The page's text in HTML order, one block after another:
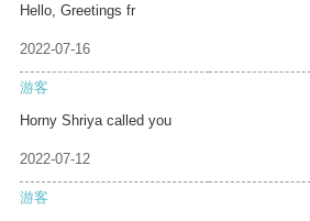
Hello, Greetings fr
2022-07-16
游客
Horny Shriya called you
2022-07-12
游客